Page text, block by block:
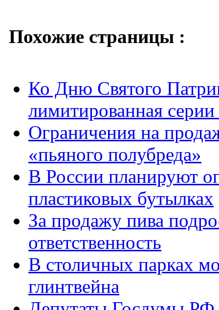
Похожие страницы :
Ко Дню Святого
лимитированная серии
Ограничения на
«пьяного полубреда»
В России планируют
пластиковых бутылках
За продажу пива
ответственность
В столичных парках
глинтвейна